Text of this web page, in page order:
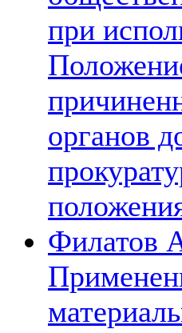
при
органов
Филатов